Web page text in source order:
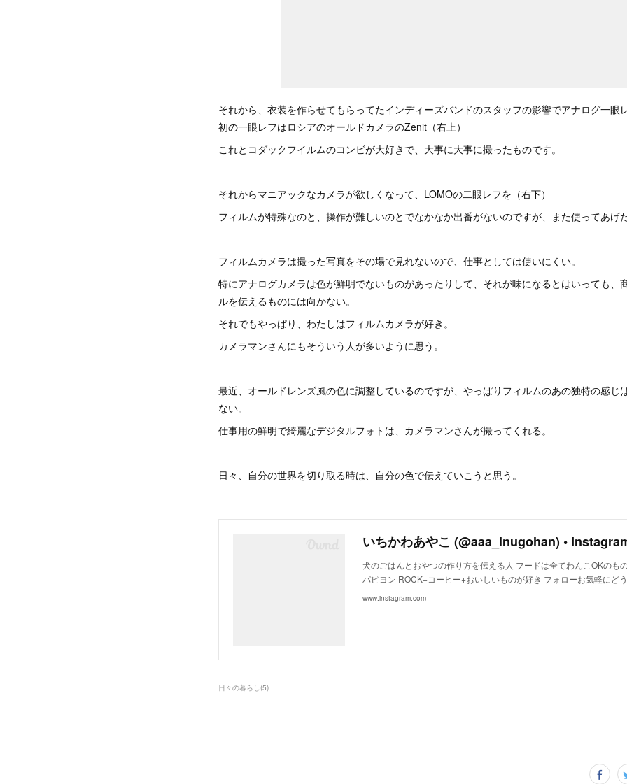
それから、衣装を作らせてもらってたインディーズバンドのスタッフの影響でアナログ一眼
初の一眼レフはロシアのオールドカメラのZenit（右上）
これとコダックフイルムのコンビが大好きで、大事に大事に撮ったものです。
それからマニアックなカメラが欲しくなって、LOMOの二眼レフを（右下）
フィルムが特殊なのと、操作が難しいのとでなかなか出番がないのですが、また使ってあげ
フィルムカメラは撮った写真をその場で見れないので、仕事としては使いにくい。
特にアナログカメラは色が鮮明でないものがあったりして、それが味になるとはいっても、
ルを伝えるものには向かない。
それでもやっぱり、わたしはフィルムカメラが好き。
カメラマンさんにもそういう人が多いように思う。
最近、オールドレンズ風の色に調整しているのですが、やっぱりフィルムのあの独特の感じ
ない。
仕事用の鮮明で綺麗なデジタルフォトは、カメラマンさんが撮ってくれる。
日々、自分の世界を切り取る時は、自分の色で伝えていこうと思う。
犬のごはんとおやつの作り方を伝える人 フードは全てわんこOKのも
パピヨン ROCK+コーヒー+おいしいものが好き フォローお気軽にど
www.instagram.com
日々の暮らし(5)